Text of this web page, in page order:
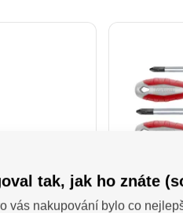
tak, jak ho znáte
vás nakupování bylo co